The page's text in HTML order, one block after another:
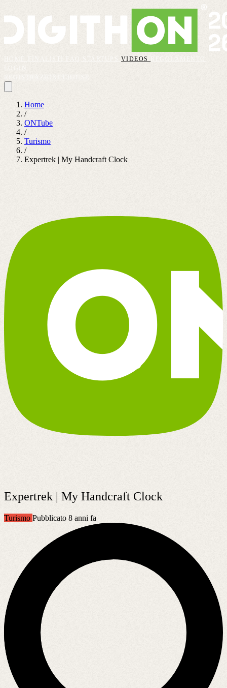
VIDEOS
REGOLAMENTO
Home
/
ONTube
/
Turismo
/
Expertrek | My Handcraft Clock
Expertrek | My Handcraft Clock
Turismo Pubblicato 8 anni fa